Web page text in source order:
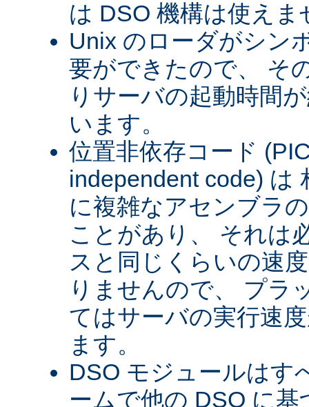
は DSO 機構は使えま
Unix のローダがシン
要ができたので、 そ
りサーバの起動時間
います。
位置非依存コード
independent code) は
に複雑なアセンブラ
ことがあり、 それは
スと同じくらいの速
りませんので、 プラ
てはサーバの実行速
ます。
DSO モジュールはす
ームで他の DSO に